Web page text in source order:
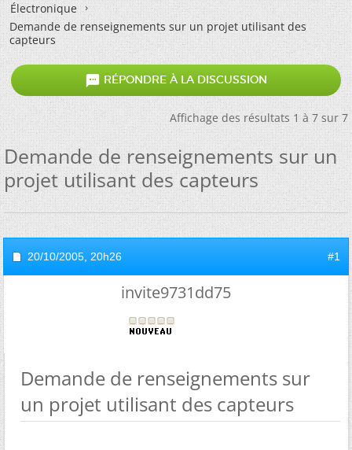
Électronique
Demande de renseignements sur un projet utilisant des
capteurs
 RÉPONDRE À LA DISCUSSION
Affichage des résultats 1 à 7 sur 7
Demande de renseignements sur un
projet utilisant des capteurs
20/10/2005, 20h26 #1
invite9731dd75
Demande de renseignements sur
un projet utilisant des capteurs